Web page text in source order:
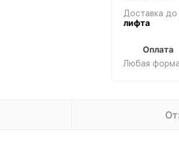
Доставка до
лифта
Оплата
Любая